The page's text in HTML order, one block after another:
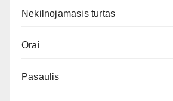
Nekilnojamasis turtas
Orai
Pasaulis